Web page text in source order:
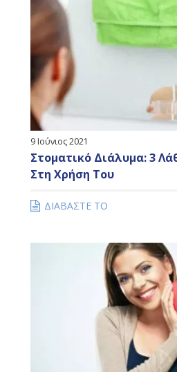
9 Ιούνιος 2021
Στοματικό Διάλυμα: 3
Στη Χρήση Του
ΔΙΑΒΑΣΤΕ ΤΟ